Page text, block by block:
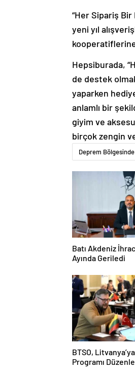
“Her Sipariş Bir
yeni yıl
Hepsiburada,
de destek
yaparken
anlamlı bir
giyim ve
birçok zengin
Deprem Bölgesinde
Batı Akdeniz
Ayında Geriledi
BTSO,
Programı